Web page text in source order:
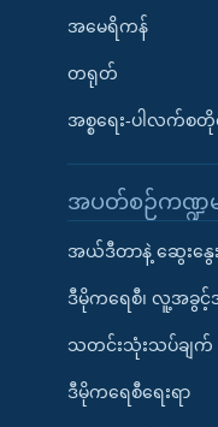
အမေရိကန်
တရုတ်
အစ္စရေး-ပါလက်စတို
အပတ်စဉ်ကဏ္ဍမ
အယ်ဒီတာနဲ့ ဆွေးနွေး
ဒီမိုကရေစီ၊ လူ့အခွင့်
သတင်းသုံးသပ်ချက်
ဒီမိုကရေစီရေးရာ